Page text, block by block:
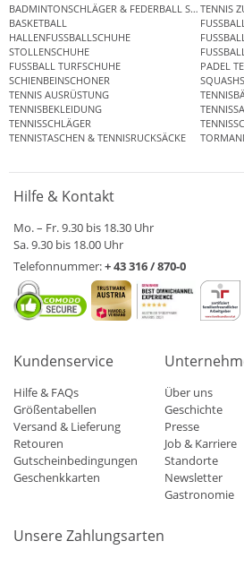
BADMINTONSCHLÄGER & FEDERBALL SETSTENNIS
BASKETBALL
FUSSBALL
HALLENFUSSBALLSCHUHE
STOLLENSCHUHE
FUSSBALL TURFSCHUHE
PADEL
SCHIENBEINSCHONER
TENNIS AUSRÜSTUNG
TENNISBEKLEIDUNG
TENNISSCHLÄGER
TENNISTASCHEN & TENNISRUCKSÄCKE
Hilfe & Kontakt
Mo. – Fr. 9.30 bis 18.30 Uhr
Sa. 9.30 bis 18.00 Uhr
Telefonnummer:+ 43 316 / 870-0
Kundenservice
Hilfe & FAQs
Größentabellen
Versand & Lieferung
Retouren
Gutscheinbedingungen
Geschenkkarten
Über uns
Geschichte
Presse
Job & Karriere
Standorte
Newsletter
Gastronomie
Unsere Zahlungsarten